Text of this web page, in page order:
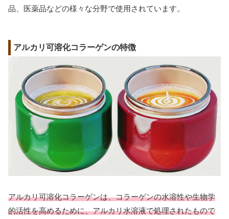
品、医薬品などの様々な分野で使用されています。
アルカリ可溶化コラーゲンの特徴
アルカリ可溶化コラーゲンは、コラーゲンの水溶性や生物学
的活性を高めるために、アルカリ水溶液で処理されたもので